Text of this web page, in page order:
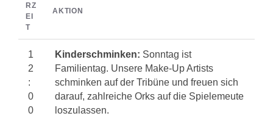
RZ
EI
T
AKTION
1
2
:
0
0
Kinderschminken: Sonntag ist
Familientag. Unsere Make-Up Artists
schminken auf der Tribüne und freuen sich
darauf, zahlreiche Orks auf die Spielemeute
loszulassen.